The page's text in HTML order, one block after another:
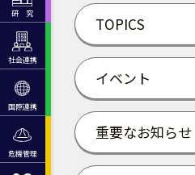
研 究
社会連携
国際連携
危機管理
TOPICS
イベント
重要なお知らせ